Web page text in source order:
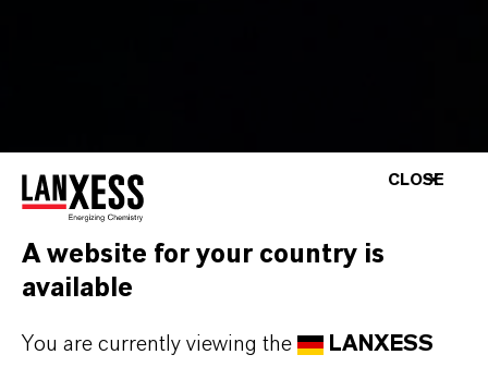
CLOSE
A website for your country is
available
You are currently viewing the
LANXESS